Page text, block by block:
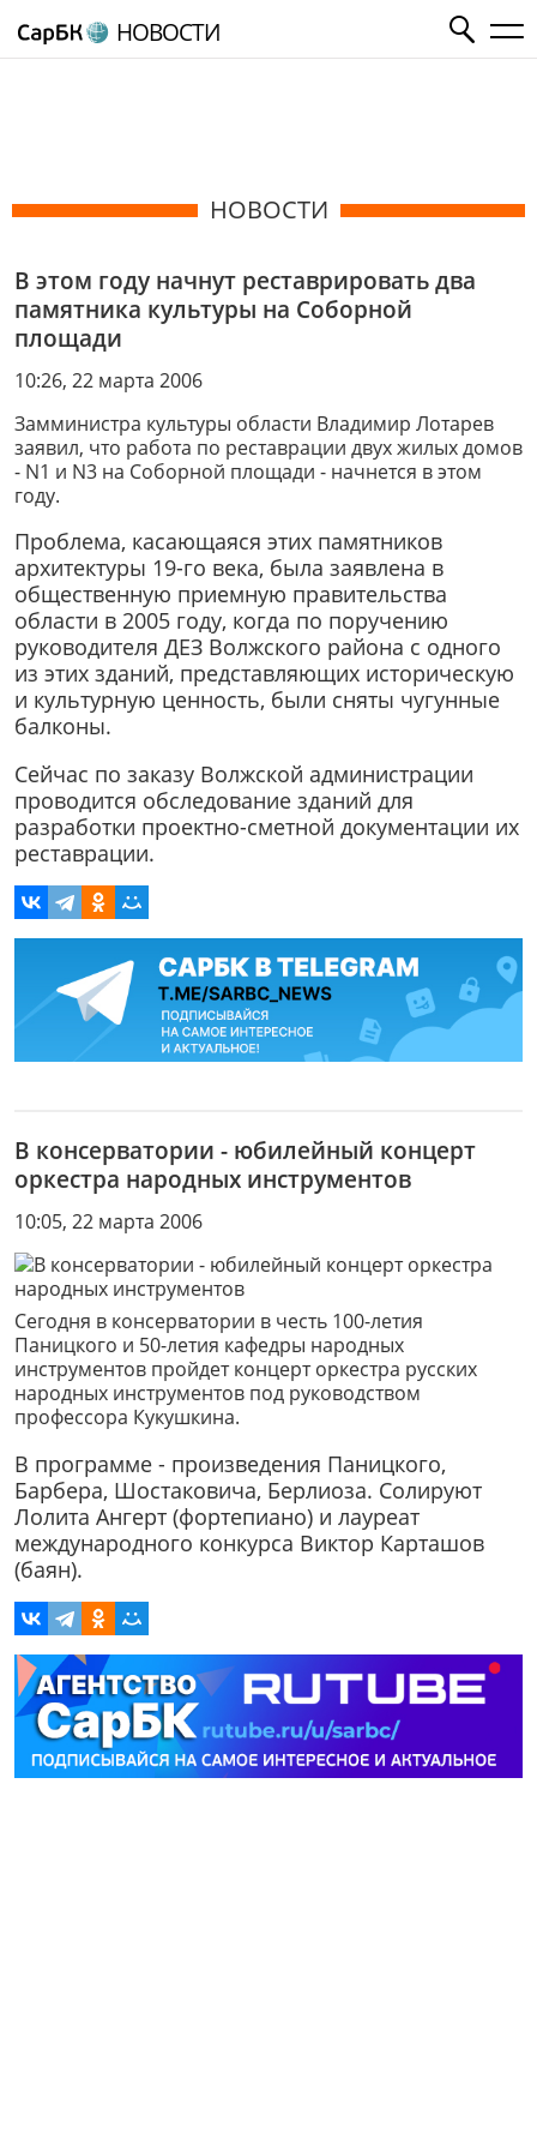
НОВОСТИ
НОВОСТИ
В этом году начнут реставрировать два
памятника культуры на Соборной
площади
10:26, 22 марта 2006
Замминистра культуры области Владимир Лотарев
заявил, что работа по реставрации двух жилых домов
- N1 и N3 на Соборной площади - начнется в этом
году.
Проблема, касающаяся этих памятников
архитектуры 19-го века, была заявлена в
общественную приемную правительства
области в 2005 году, когда по поручению
руководителя ДЕЗ Волжского района с одного
из этих зданий, представляющих историческую
и культурную ценность, были сняты чугунные
балконы.
Сейчас по заказу Волжской администрации
проводится обследование зданий для
разработки проектно-сметной документации их
реставрации.
В консерватории - юбилейный концерт
оркестра народных инструментов
10:05, 22 марта 2006
Сегодня в консерватории в честь 100-летия
Паницкого и 50-летия кафедры народных
инструментов пройдет концерт оркестра русских
народных инструментов под руководством
профессора Кукушкина.
В программе - произведения Паницкого,
Барбера, Шостаковича, Берлиоза. Солируют
Лолита Ангерт (фортепиано) и лауреат
международного конкурса Виктор Карташов
(баян).